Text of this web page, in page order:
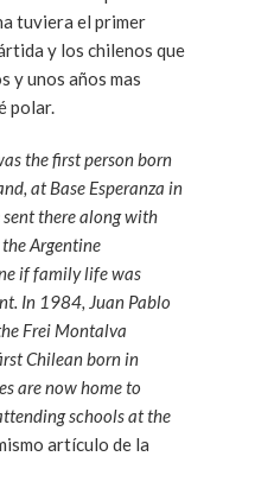
tuviera el primer
y los chilenos que
y unos años mas
polar.
the first person born
at Base Esperanza in
there along with
Argentine
if family life was
In 1984, Juan Pablo
Frei Montalva
Chilean born in
are now home to
schools at the
artículo de la